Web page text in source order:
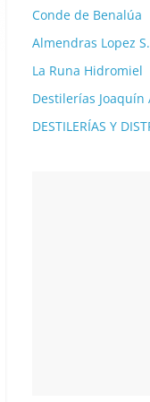
Conde de Benalúa
Almendras Lopez
La Runa Hidromiel
Destilerías Joaquín
DESTILERÍAS Y